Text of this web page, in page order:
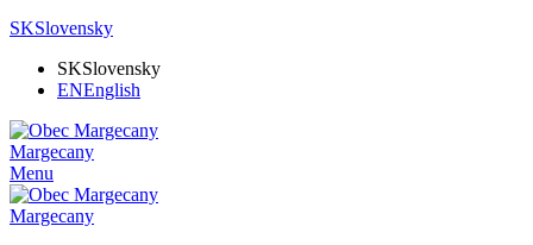
SKSlovensky
SKSlovensky
ENEnglish
Margecany
Menu
Margecany